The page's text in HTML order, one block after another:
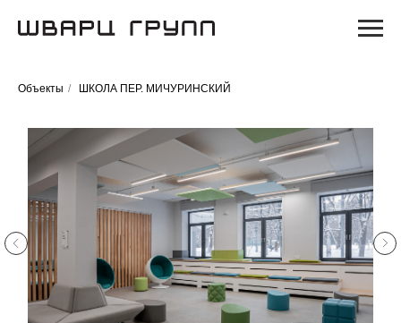
Объекты / ШКОЛА ПЕР. МИЧУРИНСКИЙ